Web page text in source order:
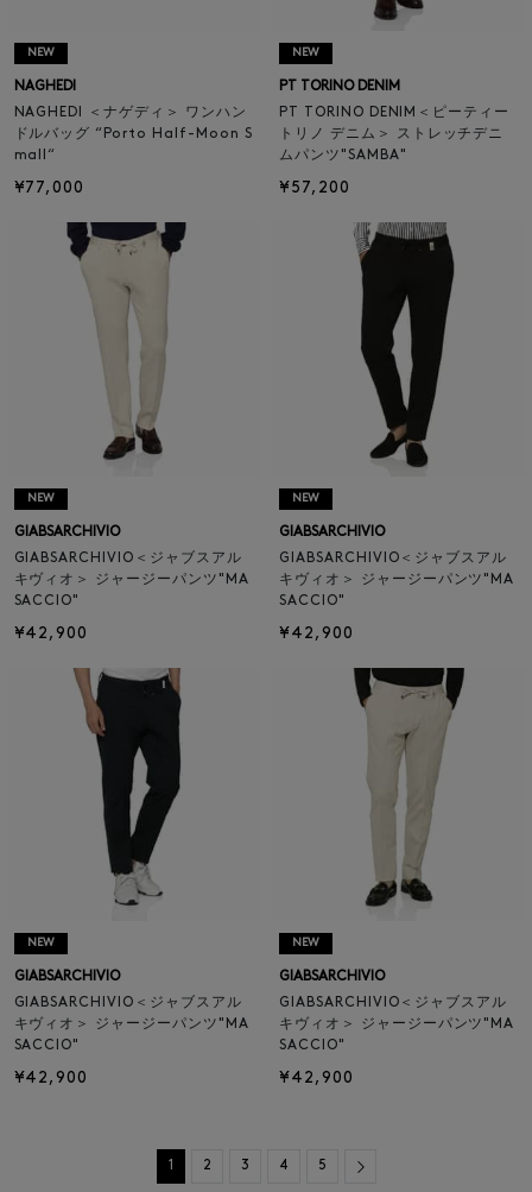
NEW
NAGHEDI
NAGHEDI ＜ナゲディ＞ ワンハン
ドルバッグ “Porto Half-Moon S
mall“
¥77,000
NEW
PT TORINO DENIM
PT TORINO DENIM＜ピーティー
トリノ デニム＞ ストレッチデニ
ムパンツ"SAMBA"
¥57,200
NEW
GIABSARCHIVIO
GIABSARCHIVIO＜ジャブスアル
キヴィオ＞ ジャージーパンツ"MA
SACCIO"
¥42,900
NEW
GIABSARCHIVIO
GIABSARCHIVIO＜ジャブスアル
キヴィオ＞ ジャージーパンツ"MA
SACCIO"
¥42,900
NEW
GIABSARCHIVIO
GIABSARCHIVIO＜ジャブスアル
キヴィオ＞ ジャージーパンツ"MA
SACCIO"
¥42,900
NEW
GIABSARCHIVIO
GIABSARCHIVIO＜ジャブスアル
キヴィオ＞ ジャージーパンツ"MA
SACCIO"
¥42,900
1 2 3 4 5 Next